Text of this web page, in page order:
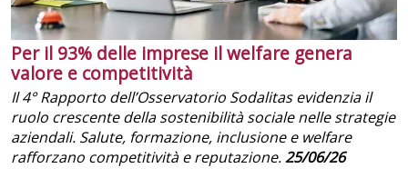
Per il 93% delle imprese il welfare genera
valore e competitività
Il 4° Rapporto dell’Osservatorio Sodalitas evidenzia il
ruolo crescente della sostenibilità sociale nelle strategie
aziendali. Salute, formazione, inclusione e welfare
rafforzano competitività e reputazione.25/06/26